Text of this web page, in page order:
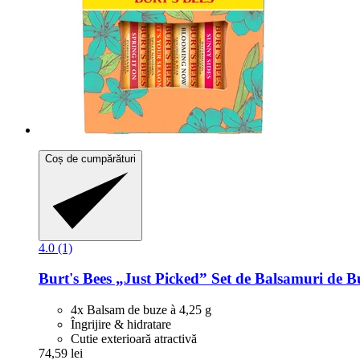
Coș de cumpărături
4.0 (1)
Burt's Bees „Just Picked” Set de Balsamuri de
4x Balsam de buze à 4,25 g
Îngrijire & hidratare
Cutie exterioară atractivă
74,59 lei